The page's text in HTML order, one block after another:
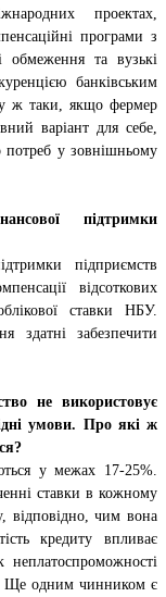
проектах,
програми з
та вузькі
банківським
ж таки, якщо фермер
варіант для себе,
потреб у зовнішньому
підтримки
підприємств
відсоткових
ставки НБУ.
здатні забезпечити
не використовує
умови. Про які ж
у межах 17-25%.
ставки в кожному
відповідно, чим вона
кредиту впливає
Ще одним чинником є